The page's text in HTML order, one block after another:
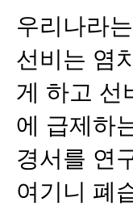
우리나라
선비는 염
게 하고 선
에 급제하
경서를 연
여기니 폐